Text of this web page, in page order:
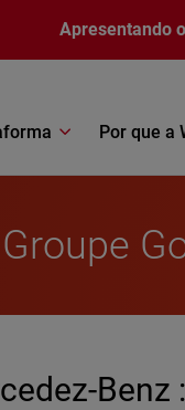
Apresentando o
Por que a
Benz